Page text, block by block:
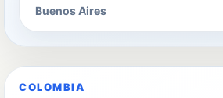
Buenos Aires
COLOMBIA